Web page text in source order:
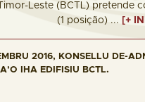
Leste (BCTL) pretende
(1 posição) ... [+
2016, KONSELLU DE-
IHA EDIFISIU BCTL.